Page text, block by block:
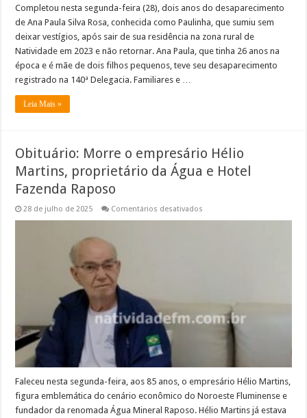
Completou nesta segunda-feira (28), dois anos do desaparecimento
de Ana Paula Silva Rosa, conhecida como Paulinha, que sumiu sem
deixar vestígios, após sair de sua residência na zona rural de
Natividade em 2023 e não retornar. Ana Paula, que tinha 26 anos na
época e é mãe de dois filhos pequenos, teve seu desaparecimento
registrado na 140ª Delegacia. Familiares e …
Leia Mais »
Obituário: Morre o empresário Hélio
Martins, proprietário da Água e Hotel
Fazenda Raposo
28 de julho de 2025 Comentários desativados
Fazenda
Raposo
Faleceu nesta segunda-feira, aos 85 anos, o empresário Hélio Martins,
figura emblemática do cenário econômico do Noroeste Fluminense e
fundador da renomada Água Mineral Raposo. Hélio Martins já estava